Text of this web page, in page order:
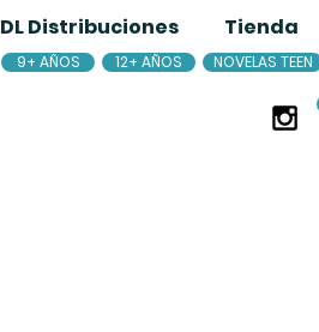
DL Distribuciones Tienda
9+ AÑOS 12+ AÑOS NOVELAS TEEN